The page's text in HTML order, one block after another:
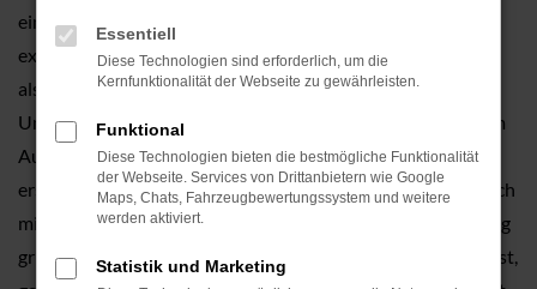
eine so exzellente Verarbeitung. Unser Unternehmen
existiert seit mehr als 110 Jahren und befindet sich bereits
als Familienbetrieb in der vierten Generation. In Fürth und
Umgebung sind wir Ihr erster Ansprechpartner, wenn es um
Audi Gebrauchtwagen geht und genießen zu Recht eine
erstklassige Reputation. Die Fahrzeuge kommen auf Wunsch
mit Gebrauchtwagen-Garantie daher und werden durchweg
gründlich überprüft. Nur, wenn der Zustand rundum „top“ ist,
Essentiell
Diese Technologien sind erforderlich, um die
Kernfunktionalität der Webseite zu gewährleisten.
Funktional
Diese Technologien bieten die bestmögliche Funktionalität
der Webseite. Services von Drittanbietern wie Google
Maps, Chats, Fahrzeugbewertungssystem und weitere
werden aktiviert.
Statistik und Marketing